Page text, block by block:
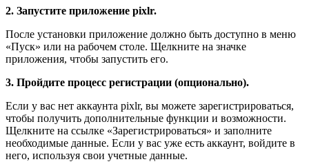
2. Запустите приложение pixlr.
После установки приложение должно быть доступно в меню
«Пуск» или на рабочем столе. Щелкните на значке
приложения, чтобы запустить его.
3. Пройдите процесс регистрации (опционально).
Если у вас нет аккаунта pixlr, вы можете зарегистрироваться,
чтобы получить дополнительные функции и возможности.
Щелкните на ссылке «Зарегистрироваться» и заполните
необходимые данные. Если у вас уже есть аккаунт, войдите в
него, используя свои учетные данные.